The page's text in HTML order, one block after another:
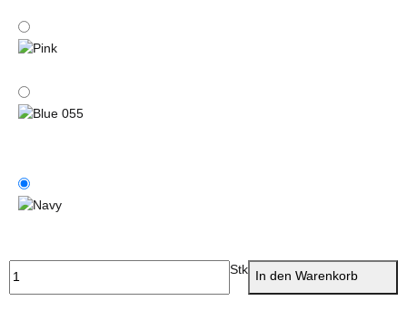
Blue
Pink
Blue 055
Stk In den Warenkorb